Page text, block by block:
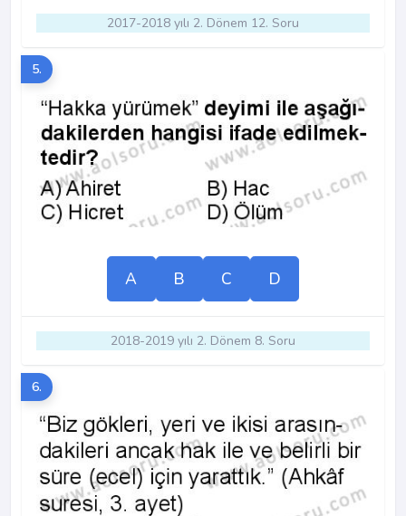
2017-2018 yılı 2. Dönem 12. Soru
5.
A B C D
2018-2019 yılı 2. Dönem 8. Soru
6.